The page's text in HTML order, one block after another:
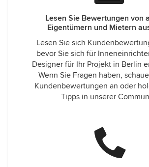
Lesen Sie Bewertungen von
Eigentümern und Mietern
Lesen Sie sich
bevor Sie sich für
Designer für Ihr Projekt in Berlin
Wenn Sie Fragen haben,
Kundenbewertungen an oder
Tipps in unserer